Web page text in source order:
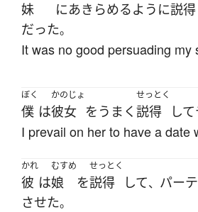
妹 にあきらめるように説得
だった。
It was no good persuading my
ぼく
僕 は
かのじょ
彼女 を うまく
せっとく
説得 して
I prevail on her to have a date
かれ
彼 は
むすめ
娘 を
せっとく
説得 して、 パー
させた。